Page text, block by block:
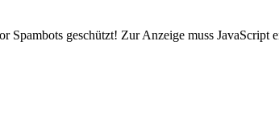
Spambots geschützt! Zur Anzeige muss JavaScript